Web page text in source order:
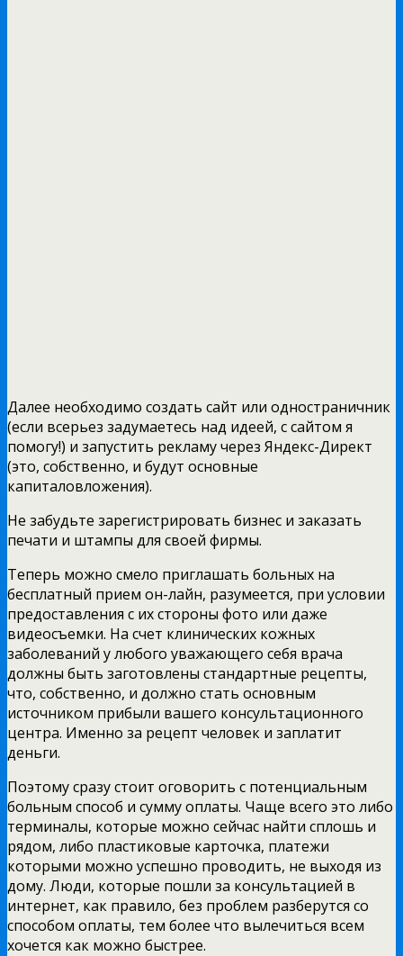
Далее необходимо создать сайт или одностраничник
(если всерьез задумаетесь над идеей, с сайтом я
помогу!) и запустить рекламу через Яндекс-Директ
(это, собственно, и будут основные
капиталовложения).
Не забудьте зарегистрировать бизнес и заказать
печати и штампы для своей фирмы.
Теперь можно смело приглашать больных на
бесплатный прием он-лайн, разумеется, при условии
предоставления с их стороны фото или даже
видеосъемки. На счет клинических кожных
заболеваний у любого уважающего себя врача
должны быть заготовлены стандартные рецепты,
что, собственно, и должно стать основным
источником прибыли вашего консультационного
центра. Именно за рецепт человек и заплатит
деньги.
Поэтому сразу стоит оговорить с потенциальным
больным способ и сумму оплаты. Чаще всего это либо
терминалы, которые можно сейчас найти сплошь и
рядом, либо пластиковые карточка, платежи
которыми можно успешно проводить, не выходя из
дому. Люди, которые пошли за консультацией в
интернет, как правило, без проблем разберутся со
способом оплаты, тем более что вылечиться всем
хочется как можно быстрее.